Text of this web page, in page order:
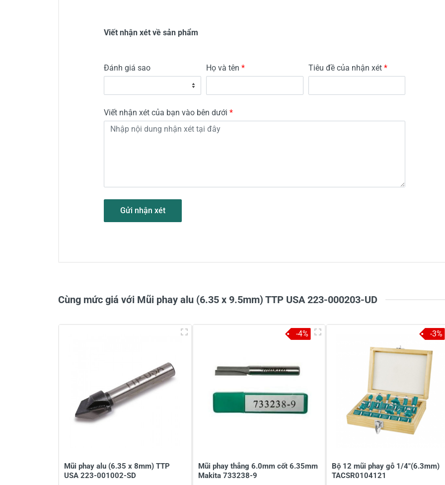
Viết nhận xét về sản phẩm
Đánh giá sao Họ và tên * Tiêu đề của nhận xét *
Viết nhận xét của bạn vào bên dưới *
Gửi nhận xét
Cùng mức giá với Mũi phay alu (6.35 x 9.5mm) TTP USA 223-000203-UD
Mũi phay alu (6.35 x 8mm) TTP
USA 223-001002-SD
Mũi phay thẳng 6.0mm cốt 6.35mm
Makita 733238-9
-4%
Bộ 12 mũi phay gỗ 1/4"(6.3mm)
TACSR0104121
-3%